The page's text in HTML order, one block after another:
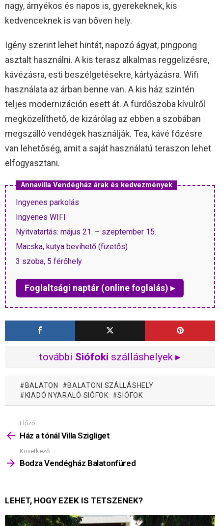
nagy, árnyékos és napos is, gyerekeknek, kis
kedvenceknek is van bőven hely.
Igény szerint lehet hintát, napozó ágyat, pingpong
asztalt használni. A kis terasz alkalmas reggelizésre,
kávézásra, esti beszélgetésekre, kártyázásra. Wifi
használata az árban benne van. A kis ház szintén
teljes modernizáción esett át. A fürdőszoba kívülről
megközelíthető, de kizárólag az ebben a szobában
megszálló vendégek használják. Tea, kávé főzésre
van lehetőség, amit a saját használatú teraszon lehet
elfogyasztani.
Annavilla Vendégház árak és kedvezmények
Ingyenes parkolás
Ingyenes WIFI
Nyitvatartás: május 21. – szeptember 15.
Macska, kutya bevihető (fizetős)
3 szoba, 5 férőhely
Foglaltsági naptár (online foglalás) ▸
további Siófoki szálláshelyek ▸
BALATON
BALATONI SZÁLLÁSHELY
KIADÓ NYARALÓ SIÓFOK
SIÓFOK
Mutass
többet
Előző
Ház a tónál Villa Szigliget
Következő
Bodza Vendégház Balatonfüred
LEHET, HOGY EZEK IS TETSZENEK?